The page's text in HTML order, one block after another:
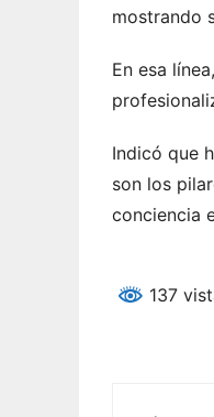
mostrando
En esa
Indicó que
son los
conciencia
137